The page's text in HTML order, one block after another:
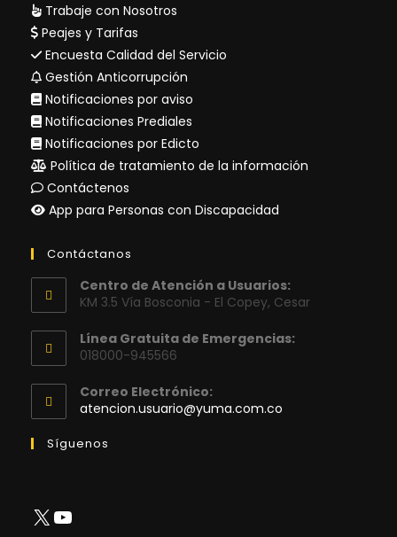
Trabaje con Nosotros
Peajes y Tarifas
Encuesta Calidad del Servicio
Gestión Anticorrupción
Notificaciones por aviso
Notificaciones Prediales
Notificaciones por Edicto
Política de tratamiento de la información
Contáctenos
App para Personas con Discapacidad
Contáctanos
Centro de Atención a Usuarios:
KM 3.5 Vía Bosconia - El Copey, Cesar
Línea Gratuita de Emergencias:
018000-945566
Correo Electrónico:
atencion.usuario@yuma.com.co
Síguenos
X YouTube